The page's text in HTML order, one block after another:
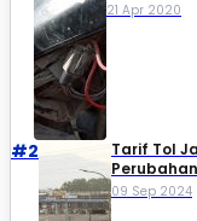
21 Apr 2020
#2
Tarif Tol
09 Sep 2024